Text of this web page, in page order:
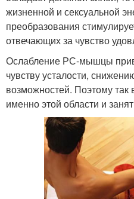
жизненной и сексуальной
преобразования
отвечающих за чувство
Ослабление РС-мышцы
чувству усталости,
возможностей. Поэтому
именно этой области и